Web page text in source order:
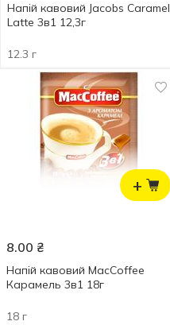
Напій кавовий Jacobs Caramel
Latte 3в1 12,3г
12.3 г
+
8.00 ₴
Напій кавовий MacCoffee
Карамель 3в1 18г
18 г